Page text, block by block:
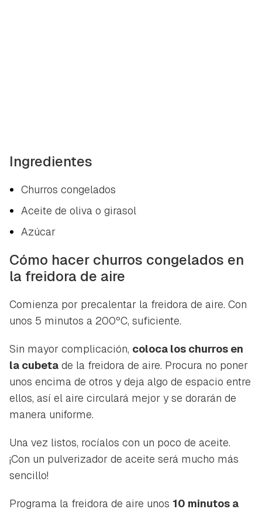
Ingredientes
Churros congelados
Aceite de oliva o girasol
Azúcar
Cómo hacer churros congelados en
la freidora de aire
Comienza por precalentar la freidora de aire. Con
unos 5 minutos a 200ºC, suficiente.
Sin mayor complicación, coloca los churros en
la cubeta de la freidora de aire. Procura no poner
unos encima de otros y deja algo de espacio entre
ellos, así el aire circulará mejor y se dorarán de
manera uniforme.
Una vez listos, rocíalos con un poco de aceite.
¡Con un pulverizador de aceite será mucho más
sencillo!
Programa la freidora de aire unos 10 minutos a